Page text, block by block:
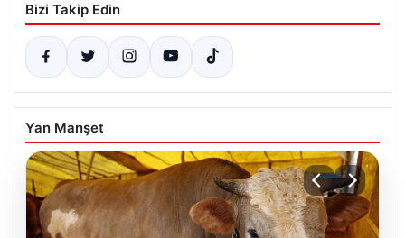
Bizi Takip Edin
Yan Manşet